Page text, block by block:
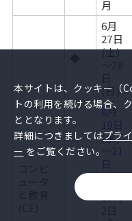
月
6月
27日
(土)
(日)
◇
8月
19日
(水)
～21
日
(金)
10月
本サイトは、クッキー（
トの利用を続ける場合、
ととなります。
詳細につきましてはプラ
ー をご覧ください。